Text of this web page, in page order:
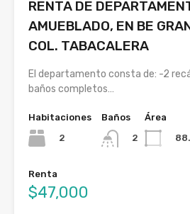
RENTA DE
AMUEBLADO, EN BE
COL. TABACALERA
El departamento consta de: -2
baños completos…
Habitaciones
2
Baños
2
Área
Renta
$47,000